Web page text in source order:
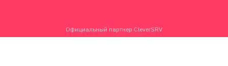
Официальный партнер CleverSRV